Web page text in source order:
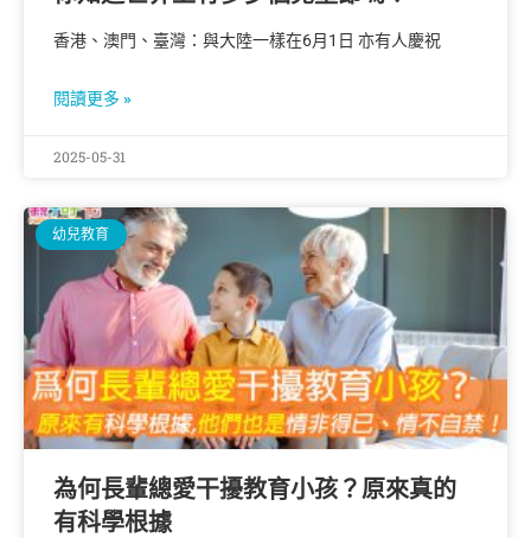
香港、澳門、臺灣：與大陸一樣在6月1日 亦有人慶祝
閱讀更多 »
2025-05-31
幼兒教育
為何長輩總愛干擾教育小孩？原來真的
有科學根據